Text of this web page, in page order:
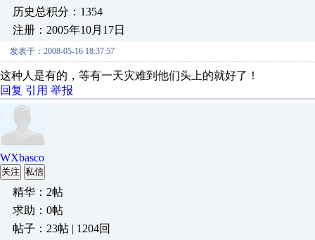
历史总积分：1354
注册：2005年10月17日
发表于：2008-05-16 18:37:57
这种人是有的，等有一天灾难到他们头上的就好了！
回复 引用 举报
WXbasco
关注 私信
精华：2帖
求助：0帖
帖子：23帖 | 1204回